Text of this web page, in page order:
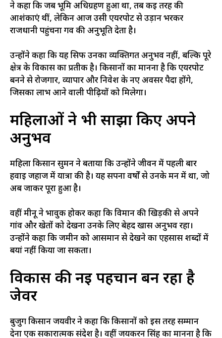
ने कहा कि जब भूमि अधिग्रहण हुआ था, तब कई तरह की
आशंकाएं थीं, लेकिन आज उसी एयरपोर्ट से उड़ान भरकर
राजधानी पहुंचना गर्व की अनुभूति देता है।
उन्होंने कहा कि यह सिर्फ उनका व्यक्तिगत अनुभव नहीं, बल्कि पूरे
क्षेत्र के विकास का प्रतीक है। किसानों का मानना है कि एयरपोर्ट
बनने से रोजगार, व्यापार और निवेश के नए अवसर पैदा होंगे,
जिसका लाभ आने वाली पीढ़ियों को मिलेगा।
महिलाओं ने भी साझा किए अपने
अनुभव
महिला किसान सुमन ने बताया कि उन्होंने जीवन में पहली बार
हवाई जहाज में यात्रा की है। यह सपना वर्षों से उनके मन में था, जो
अब जाकर पूरा हुआ है।
वहीं मीनू ने भावुक होकर कहा कि विमान की खिड़की से अपने
गांव और खेतों को देखना उनके लिए बेहद खास अनुभव रहा।
उन्होंने कहा कि जमीन को आसमान से देखने का एहसास शब्दों में
बयां नहीं किया जा सकता।
विकास की नई पहचान बन रहा है
जेवर
बुजुर्ग किसान जयवीर ने कहा कि किसानों को इस तरह सम्मान
देना एक सकारात्मक संदेश है। वहीं जयकरन सिंह का मानना है कि